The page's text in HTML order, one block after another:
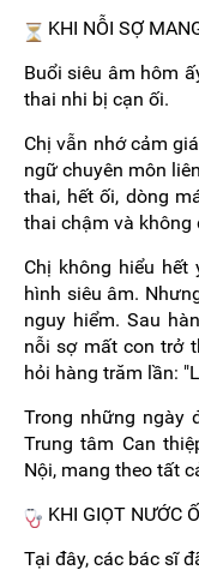
KHI NỖI SỢ
Buổi siêu âm hôm
thai nhi bị cạn ối.
Chị vẫn nhớ cảm
ngữ chuyên môn
thai, hết ối, dòng
thai chậm và không
Chị không hiểu
hình siêu âm.
nguy hiểm. Sau
nỗi sợ mất con trở
hỏi hàng trăm lần:
Trong những ngày
Trung tâm Can
Nội, mang theo tất
KHI GIỌT NƯỚC
Tại đây, các bác sĩ